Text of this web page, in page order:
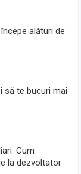
alături de
să te bucuri mai
Cum
la dezvoltator